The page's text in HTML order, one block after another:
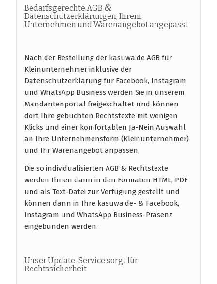
Bedarfsgerechte AGB &
Datenschutzerklärungen, Ihrem
Unternehmen und Warenangebot angepasst
Nach der Bestellung der kasuwa.de AGB für
Kleinunternehmer inklusive der
Datenschutzerklärung für Facebook, Instagram
und WhatsApp Business werden Sie in unserem
Mandantenportal freigeschaltet und können
dort Ihre gebuchten Rechtstexte mit wenigen
Klicks und einer komfortablen Ja-Nein Auswahl
an Ihre Unternehmensform (Kleinunternehmer)
und Ihr Warenangebot anpassen.
Die so individualisierten AGB & Rechtstexte
werden Ihnen dann in den Formaten HTML, PDF
und als Text-Datei zur Verfügung gestellt und
können dann in Ihre kasuwa.de- & Facebook,
Instagram und WhatsApp Business-Präsenz
eingebunden werden.
Unser Update-Service sorgt für
Rechtssicherheit